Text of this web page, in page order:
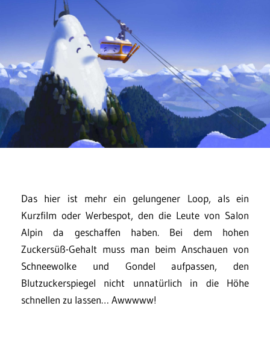
Das hier ist mehr ein gelungener Loop, als ein
Kurzfilm oder Werbespot, den die Leute von Salon
Alpin da geschaffen haben. Bei dem hohen
Zuckersüß-Gehalt muss man beim Anschauen von
Schneewolke und Gondel aufpassen, den
Blutzuckerspiegel nicht unnatürlich in die Höhe
schnellen zu lassen… Awwwww!